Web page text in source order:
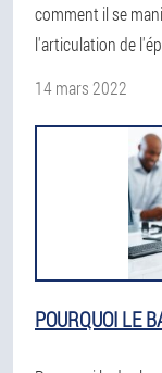
comment il se
l'articulation de
14 mars 2022
POURQUOI LE